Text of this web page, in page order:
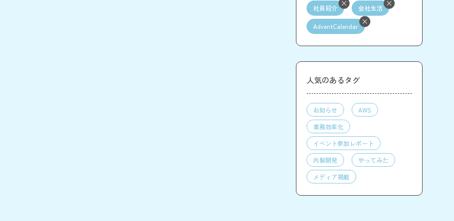
社員紹介 会社生活
AdventCalendar
人気のあるタグ
お知らせ
AWS
業務効率化
イベント参加レポート
内製開発
やってみた
メディア掲載